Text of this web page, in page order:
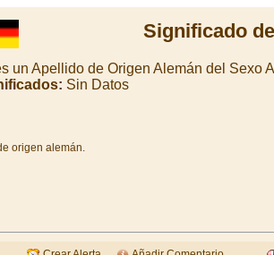
Significado
un Apellido de Origen Alemán del Sexo
Sin Datos
origen alemán.